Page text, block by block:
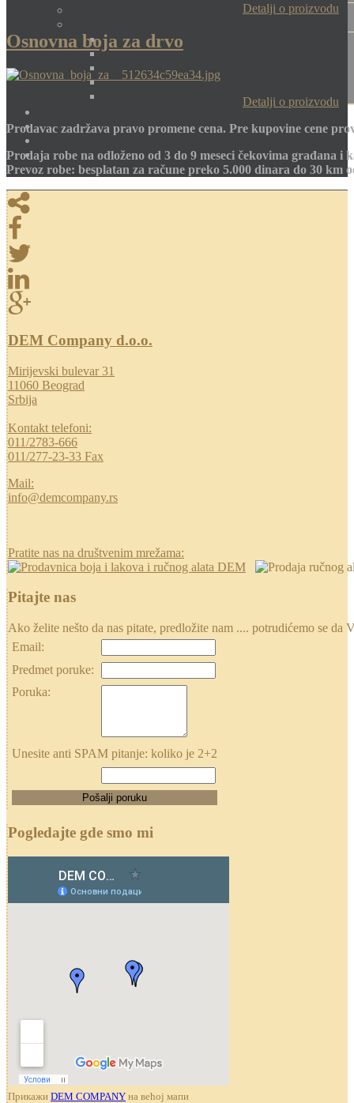
Detalji o proizvodu
Osnovna boja za drvo
Detalji o proizvodu
Prodavac zadržava pravo promene cena. Pre kupovine cene
Prodaja robe na odloženo od 3 do 9 meseci čekovima građana i
Prevoz robe: besplatan za račune preko 5.000 dinara do 30 km
DEM Company d.o.o.
Mirijevski bulevar 31
11060 Beograd
Srbija
Kontakt telefoni:
011/2783-666
011/277-23-33 Fax
Mail:
info@demcompany.rs
Pratite nas na društvenim mrežama:
Pitajte nas
Ako želite nešto da nas pitate, predložite nam .... potrudićemo se
Email:
Predmet poruke:
Poruka:
Unesite anti SPAM pitanje: koliko je 2+2
Pogledajte gde smo mi
Прикажи DEM COMPANY на већој мапи